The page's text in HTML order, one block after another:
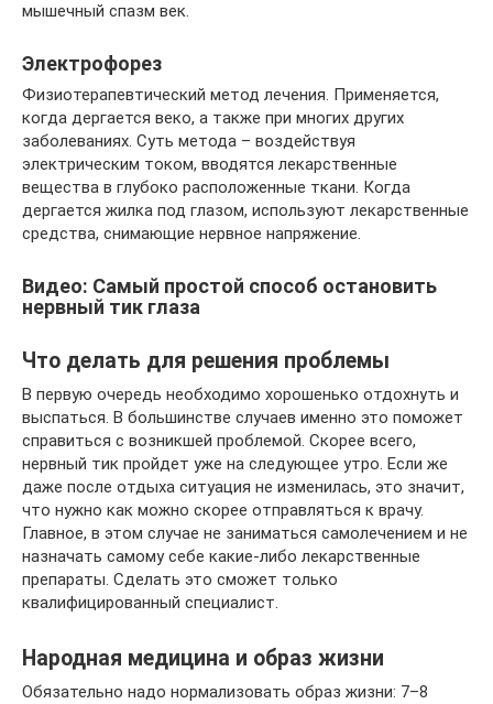
мышечный спазм век.
Электрофорез
Физиотерапевтический метод лечения. Применяется,
когда дергается веко, а также при многих других
заболеваниях. Суть метода – воздействуя
электрическим током, вводятся лекарственные
вещества в глубоко расположенные ткани. Когда
дергается жилка под глазом, используют лекарственные
средства, снимающие нервное напряжение.
Видео: Самый простой способ остановить
нервный тик глаза
Что делать для решения проблемы
В первую очередь необходимо хорошенько отдохнуть и
выспаться. В большинстве случаев именно это поможет
справиться с возникшей проблемой. Скорее всего,
нервный тик пройдет уже на следующее утро. Если же
даже после отдыха ситуация не изменилась, это значит,
что нужно как можно скорее отправляться к врачу.
Главное, в этом случае не заниматься самолечением и не
назначать самому себе какие-либо лекарственные
препараты. Сделать это сможет только
квалифицированный специалист.
Народная медицина и образ жизни
Обязательно надо нормализовать образ жизни: 7–8